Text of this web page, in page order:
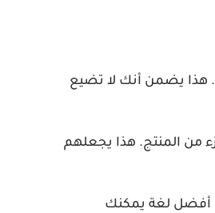
هذا يضمن أنك لا تضيع
من المنتج. هذا يجعلهم
أفضل لغة يمكنك